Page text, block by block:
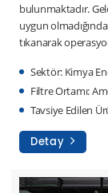
bulunmaktadır.
uygun
tıkanarak
Sektör: Kimya
Filtre Ortamı:
Tavsiye Edilen
Detay